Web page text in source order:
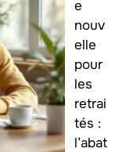
e
nouv
elle
pour
les
retrai
tés :
l’abat